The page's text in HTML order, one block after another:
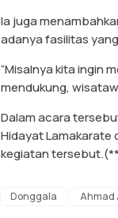
Ia juga
adanya fasilitas
“Misalnya kita ingin
mendukung,
Dalam acara
Hidayat Lamakarate
kegiatan
Donggala Ahmad